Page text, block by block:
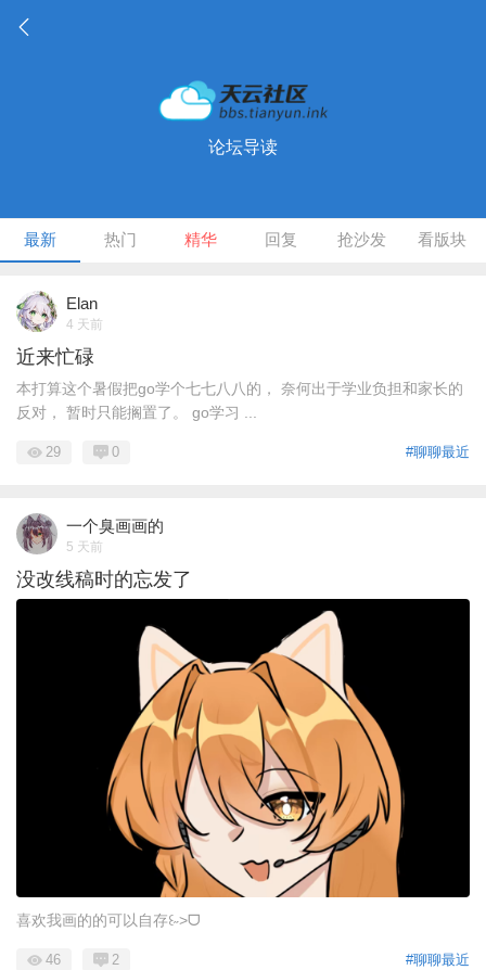
论坛导读
最新 热门 精华 回复 抢沙发 看版块
Elan
4 天前
近来忙碌
本打算这个暑假把go学个七七八八的， 奈何出于学业负担和家长的
反对， 暂时只能搁置了。 go学习 ...
#聊聊最近
29 0
一个臭画画的
5 天前
没改线稿时的忘发了
喜欢我画的的可以自存꒰˶>ᗜ
#聊聊最近
46 2